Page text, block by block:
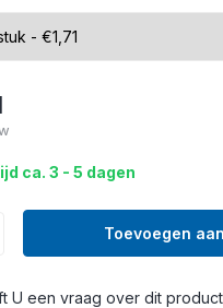
ca. 3 - 5 dagen
Toevoegen